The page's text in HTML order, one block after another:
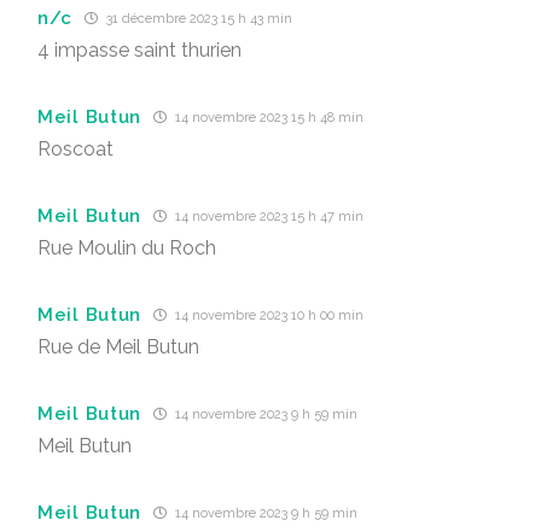
n/c 31 décembre 2023 15 h 43 min
4 impasse saint thurien
Meil Butun 14 novembre 2023 15 h 48 min
Roscoat
Meil Butun 14 novembre 2023 15 h 47 min
Rue Moulin du Roch
Meil Butun 14 novembre 2023 10 h 00 min
Rue de Meil Butun
Meil Butun 14 novembre 2023 9 h 59 min
Meil Butun
Meil Butun 14 novembre 2023 9 h 59 min